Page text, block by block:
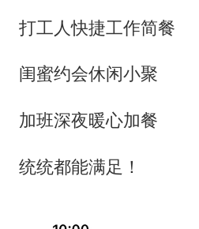
打工人快捷工作简餐
闺蜜约会休闲小聚
加班深夜暖心加餐
统统都能满足！